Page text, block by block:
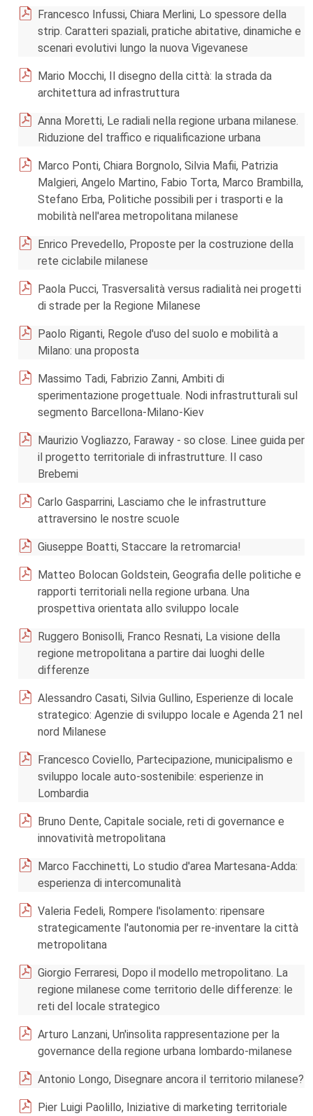
Francesco Infussi, Chiara Merlini, Lo spessore della
strip. Caratteri spaziali, pratiche abitative, dinamiche e
scenari evolutivi lungo la nuova Vigevanese
Mario Mocchi, Il disegno della città: la strada da
architettura ad infrastruttura
Anna Moretti, Le radiali nella regione urbana milanese.
Riduzione del traffico e riqualificazione urbana
Marco Ponti, Chiara Borgnolo, Silvia Mafii, Patrizia
Malgieri, Angelo Martino, Fabio Torta, Marco Brambilla,
Stefano Erba, Politiche possibili per i trasporti e la
mobilità nell'area metropolitana milanese
Enrico Prevedello, Proposte per la costruzione della
rete ciclabile milanese
Paola Pucci, Trasversalità versus radialità nei progetti
di strade per la Regione Milanese
Paolo Riganti, Regole d'uso del suolo e mobilità a
Milano: una proposta
Massimo Tadi, Fabrizio Zanni, Ambiti di
sperimentazione progettuale. Nodi infrastrutturali sul
segmento Barcellona-Milano-Kiev
Maurizio Vogliazzo, Faraway - so close. Linee guida per
il progetto territoriale di infrastrutture. Il caso
Brebemi
Carlo Gasparrini, Lasciamo che le infrastrutture
attraversino le nostre scuole
Giuseppe Boatti, Staccare la retromarcia!
Matteo Bolocan Goldstein, Geografia delle politiche e
rapporti territoriali nella regione urbana. Una
prospettiva orientata allo sviluppo locale
Ruggero Bonisolli, Franco Resnati, La visione della
regione metropolitana a partire dai luoghi delle
differenze
Alessandro Casati, Silvia Gullino, Esperienze di locale
strategico: Agenzie di sviluppo locale e Agenda 21 nel
nord Milanese
Francesco Coviello, Partecipazione, municipalismo e
sviluppo locale auto-sostenibile: esperienze in
Lombardia
Bruno Dente, Capitale sociale, reti di governance e
innovatività metropolitana
Marco Facchinetti, Lo studio d'area Martesana-Adda:
esperienza di intercomunalità
Valeria Fedeli, Rompere l'isolamento: ripensare
strategicamente l'autonomia per re-inventare la città
metropolitana
Giorgio Ferraresi, Dopo il modello metropolitano. La
regione milanese come territorio delle differenze: le
reti del locale strategico
Arturo Lanzani, Un'insolita rappresentazione per la
governance della regione urbana lombardo-milanese
Antonio Longo, Disegnare ancora il territorio milanese?
Pier Luigi Paolillo, Iniziative di marketing territoriale